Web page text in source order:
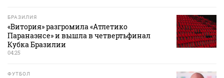
БРАЗИЛИЯ
«Витория» разгромила «Атлетико
Паранаэнсе» и вышла в четвертьфинал
Кубка Бразилии
04:25
ФУТБОЛ